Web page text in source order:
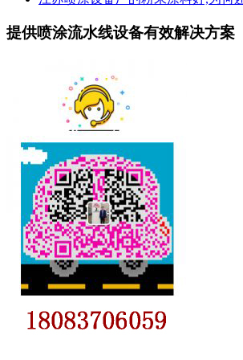
提供喷涂流水线设备有效解决方案